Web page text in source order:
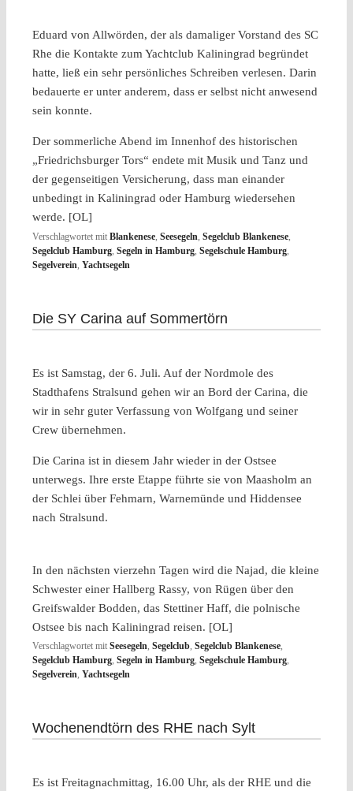
Eduard von Allwörden, der als damaliger Vorstand des SC
Rhe die Kontakte zum Yachtclub Kaliningrad begründet
hatte, ließ ein sehr persönliches Schreiben verlesen. Darin
bedauerte er unter anderem, dass er selbst nicht anwesend
sein konnte.
Der sommerliche Abend im Innenhof des historischen
„Friedrichsburger Tors“ endete mit Musik und Tanz und
der gegenseitigen Versicherung, dass man einander
unbedingt in Kaliningrad oder Hamburg wiedersehen
werde. [OL]
Verschlagwortet mit Blankenese, Seesegeln, Segelclub Blankenese,
Segelclub Hamburg, Segeln in Hamburg, Segelschule Hamburg,
Segelverein, Yachtsegeln
Die SY Carina auf Sommertörn
Es ist Samstag, der 6. Juli. Auf der Nordmole des
Stadthafens Stralsund gehen wir an Bord der Carina, die
wir in sehr guter Verfassung von Wolfgang und seiner
Crew übernehmen.
Die Carina ist in diesem Jahr wieder in der Ostsee
unterwegs. Ihre erste Etappe führte sie von Maasholm an
der Schlei über Fehmarn, Warnemünde und Hiddensee
nach Stralsund.
In den nächsten vierzehn Tagen wird die Najad, die kleine
Schwester einer Hallberg Rassy, von Rügen über den
Greifswalder Bodden, das Stettiner Haff, die polnische
Ostsee bis nach Kaliningrad reisen. [OL]
Verschlagwortet mit Seesegeln, Segelclub, Segelclub Blankenese,
Segelclub Hamburg, Segeln in Hamburg, Segelschule Hamburg,
Segelverein, Yachtsegeln
Wochenendtörn des RHE nach Sylt
Es ist Freitagnachmittag, 16.00 Uhr, als der RHE und die